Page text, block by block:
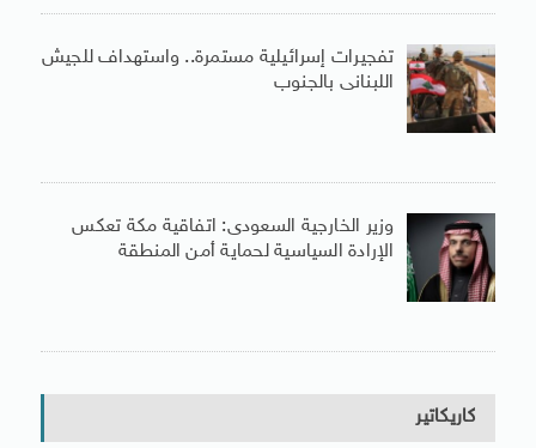
تفجيرات إسرائيلية مستمرة.. واستهداف للجيش
اللبنانى بالجنوب
وزير الخارجية السعودى: اتفاقية مكة تعكس
الإرادة السياسية لحماية أمن المنطقة
كاريكاتير